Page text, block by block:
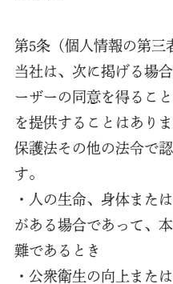
第5条（個人情報の第三
当社は、次に掲げる場
ーザーの同意を得るこ
を提供することはあり
保護法その他の法令で
す。
・人の生命、身体また
がある場合であって、
難であるとき
・公衆衛生の向上また